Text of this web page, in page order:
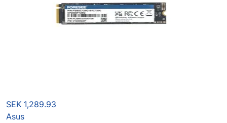
SEK 1,289.93
Asus